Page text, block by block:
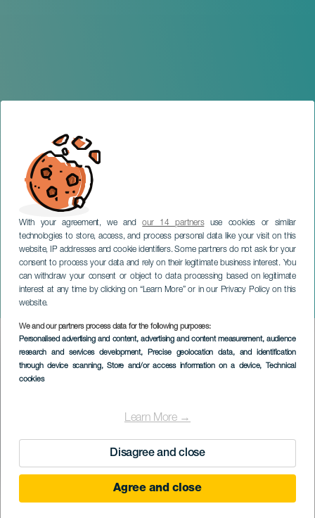
With your agreement, we andour 14 partnersuse cookies or similar
technologies to store, access, and process personal data like your visit on this
website, IP addresses and cookie identifiers. Some partners do not ask for your
consent to process your data and rely on their legitimate business interest. You
can withdraw your consent or object to data processing based on legitimate
interest at any time by clicking on “Learn More” or in our Privacy Policy on this
website.
We and our partners process data for the following purposes:
Personalised advertising and content, advertising and content measurement, audience
research and services development, Precise geolocation data, and identification
through device scanning, Store and/or access information on a device, Technical
cookies
Learn More →
Disagree and close
Agree and close
Closing Summer - Oriental
X New One
GRAN CANARIA
Imagen
Listado